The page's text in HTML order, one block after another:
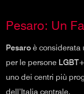
Pesaro: Un
Pesaro è considerata
per le persone LGBT+
uno dei centri più
dell’Italia centrale.